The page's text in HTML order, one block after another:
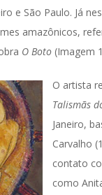
e São Paulo. Já
amazônicos,
O Boto (Imagem
O artista
Talismãs
Janeiro,
Carvalho
contato
como